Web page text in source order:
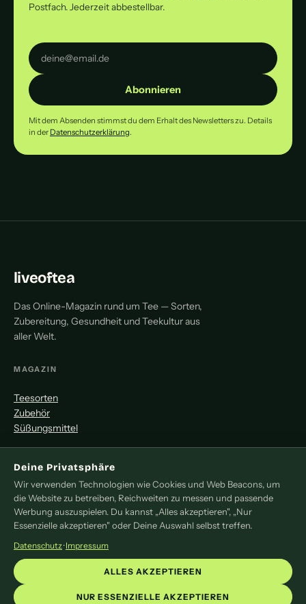
Postfach. Jederzeit abbestellbar.
Abonnieren
Mit dem Absenden stimmst du dem Erhalt des Newsletters zu. Details
in der Datenschutzerklärung.
liveoftea
Das Online-Magazin rund um Tee — Sorten,
Zubereitung, Gesundheit und Teekultur aus
aller Welt.
MAGAZIN
Teesorten
Zubehör
Süßungsmittel
MITMACHEN
Redaktion
Pressemitteilung
Newsletter
LEGAL
Impressum
Deine Privatsphäre
Wir verwenden Technologien wie Cookies und Web Beacons, um
die Website zu betreiben, Reichweiten zu messen und passende
Werbung auszuspielen. Du kannst „Alles akzeptieren", „Nur
Essenzielle akzeptieren" oder Deine Auswahl selbst treffen.
Datenschutz·Impressum
NUR ESSENZIELLE AKZEPTIEREN
ALLES AKZEPTIEREN